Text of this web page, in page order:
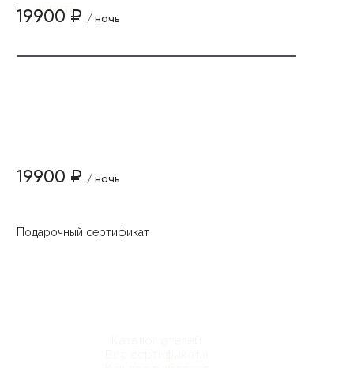
купить
19900 ₽ / ночь
19900 ₽ / ночь
Подарочный сертификат